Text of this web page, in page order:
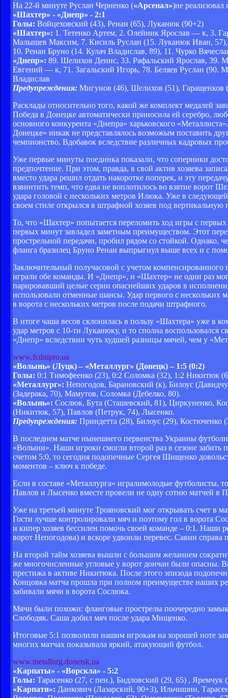
На 22-й минуте Руслан Черненко («Арсенал»)не реализовал
«Шахтер» - «Днепр» - 2:1
Голы: Войцеховский (43), Ренан (65), Луканюк (90+2)
«Шахтер»: 1. Тетенко Артем, 2. Олейник Ярослав — к, 3.
Малышев Максим, 7. Кисиль Руслан (15. Луканюк Иван,
10. Ренан Бруно (14. Кулач Владислав, 89), 11. Чурко
«Днепр»: 89. Шелихов Денис, 33. Рафальский Ярослав, 39.
Евгений — к, 71. Загальский Игорь, 78. Беляев Руслан
Владислав
Предупреждения: Мигунов (46), Шелихов (51), Гаращенков
Расклады относительно того, какой же комплект медалей
Победа в Донецке автоматически приносила ей серебро,
основного конкурента «Днепра» харьковского
Донецке» никак не представлялось возможым поставить
чемпионство. Вдобавок вследствие различных кадровых
Уже первые минуты поединка показали, что соперники
предпочтение. При этом, правда, в свой актив хозяева
вместо удара решил отдать накоротке поперек, и эту
взвинтить темп, что едва не воплотилось во взятие ворот
удара головой с нескольких метров Илюка. Уже в
своем стиле открылся в штрафной хозяев под
То, что «Шахтер» попытается переломить ход игры с
первых минут завладел заметным преимуществом. Этот
прострельной передачи, пробил рядом со стойкой. Однако,
фланга бразилец Бруно Ренан выпрыгнул выше всех и с
Заключительный получасовой с учетом
играли обе команды. И «Днепр», и «Шахтер» не один раз
парировавший целые серии опаснейших ударов в
использовали отменные шансы. Удар первого с нескольких
в ворота с нескольких метров после подачи штрафного.
В итоге чаша весов склонилась в пользу «Шахтера» уже в
удар метров с 10-ти Луканюку, и то сполна воспользовался
«Днепр» вследствии чуть худшей разницы мячей, чем у
www.fcdnipro.ua
«Волынь» (Луцк) – «Металлург» (Донецк) – 1:5 (0:2)
Голы: 0:1 Тимофеенко (23), 0:2 Соломка (32), 1:2 Никитюк
«Металлург»: Непогодов, Барановский (к), Билоус
(Задерака, 70), Мамутов, Соломка (Дебелко, 80).
«Волынь»: Сослюк, Бута (Сташевский, 81), Циркуненко,
(Никитюк, 57), Павлов (Петрук, 74), Лысенко.
Предупреждения: Приндетта (28), Билоус (29), Костюченко
В последнем матче нынешнего первенства Украины
«Волыни». Наши игроки смогли второй раз в сезоне забить
счетом 5:0, то сегодня подопечные Сергея Шищенко
моментов – ключ к победе.
Если в составе «Металлурга» игралимолодые футболисты,
Павлов и Лысенко вместе провели не одну сотню матчей в
Уже на третьей минуте Трояновский мог открывать счет в
Гости лучше контролировали мяч и поэтому гол в ворота
и кипер хозяев бессилен помочь своей команде – 0:1. Наши
ворот Непогодова) и вскоре удвоили перевес. Савин
На второй тайм хозяева вышли с большим желанием
же многочисленные угловые у ворот дончан были опасны.
престижа в активе Никитюка. После этого эпизода
Концовка матча прошла при полном преимуществе наших
забивали мячи в ворота Сослюка.
Мячи были похожи: фланговые прострелы поочередно
Слободяк. Саша добил мяч после удара Мищенко.
Итоговые 5:1 позволили нашим игрокам на хорошей ноте
многих матчах показывала яркий, атакующий футбол.
www.metallurg.donetsk.ua
«Карпаты» - «Ворскла» - 5:2
Голы: Тарасенко (27, с пен.), Бидловский (29, 65) ,
«Карпати»: Данкович (Лазарский, 90+3), Ильчишин,